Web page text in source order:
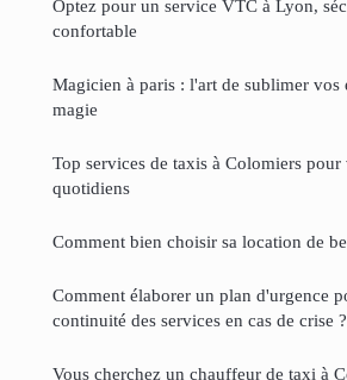
Optez pour un service VTC à Lyon,
confortable
Magicien à paris : l'art de sublimer vos
magie
Top services de taxis à Colomiers pour
quotidiens
Comment bien choisir sa location de
Comment élaborer un plan d'urgence
continuité des services en cas de crise ?
Vous cherchez un chauffeur de taxi à